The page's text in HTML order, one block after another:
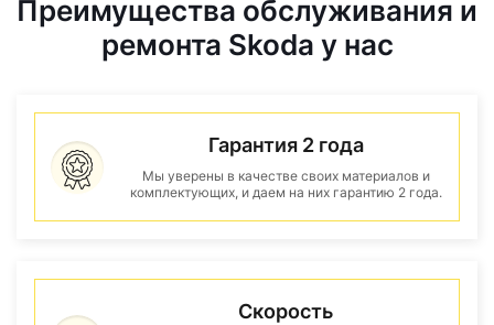
Преимущества обслуживания и
ремонта Skoda у нас
Гарантия 2 года
Мы уверены в качестве своих материалов и
комплектующих, и даем на них гарантию 2 года.
Скорость